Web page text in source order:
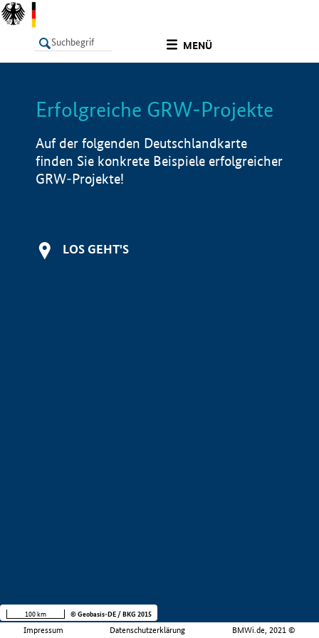
MENÜ
LISTE Info
Erfolgreiche GRW-Projekte
Auf der folgenden Deutschlandkarte
finden Sie konkrete Beispiele erfolgreicher
GRW-Projekte!
LOS GEHT'S
Impressum Datenschutzerklärung BMWi.de, 2021 ©
100 km © Geobasis-DE / BKG 2015